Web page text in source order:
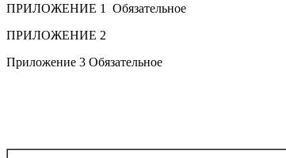
ПРИЛОЖЕНИЕ 1 Обязательное
ПРИЛОЖЕНИЕ 2
Приложение 3 Обязательное